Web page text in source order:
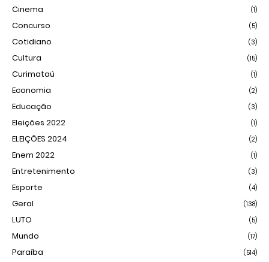
Cinema (1)
Concurso (5)
Cotidiano (3)
Cultura (15)
Curimataú (1)
Economia (2)
Educação (3)
Eleições 2022 (1)
ELEIÇÕES 2024 (2)
Enem 2022 (1)
Entretenimento (3)
Esporte (4)
Geral (138)
LUTO (5)
Mundo (17)
Paraíba (514)